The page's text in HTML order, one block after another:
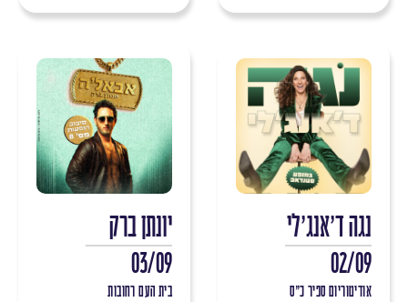
נגה ד'אנג'לי
02/09
אודיטוריום ספיר כ"ס
יונתן ברק
03/09
בית העם רחובות